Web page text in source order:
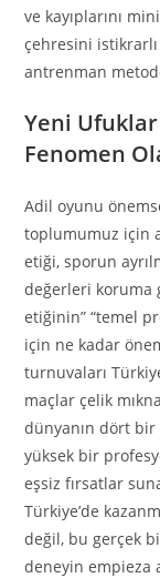
ve kayıplarını
çehresini
antrenman
Yeni
Fenomen
Adil oyunu
toplumumuz için
etiği, sporun
değerleri koruma
etiğinin” “temel
için ne kadar
turnuvaları
maçlar çelik
dünyanın dört bir
yüksek bir
eşsiz fırsatlar
Türkiye’de
değil, bu gerçek
deneyin empieza